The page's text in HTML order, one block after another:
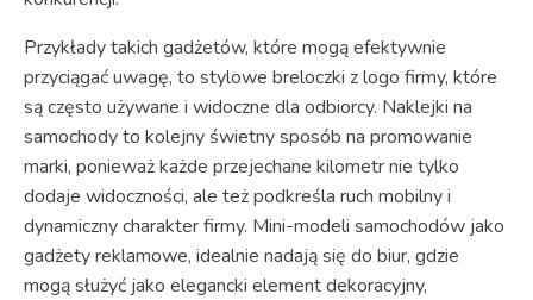
Przykłady takich gadżetów, które mogą efektywnie
przyciągać uwagę, to stylowe breloczki z logo firmy, które
są często używane i widoczne dla odbiorcy. Naklejki na
samochody to kolejny świetny sposób na promowanie
marki, ponieważ każde przejechane kilometr nie tylko
dodaje widoczności, ale też podkreśla ruch mobilny i
dynamiczny charakter firmy. Mini-modeli samochodów jako
gadżety reklamowe, idealnie nadają się do biur, gdzie
mogą służyć jako elegancki element dekoracyjny,